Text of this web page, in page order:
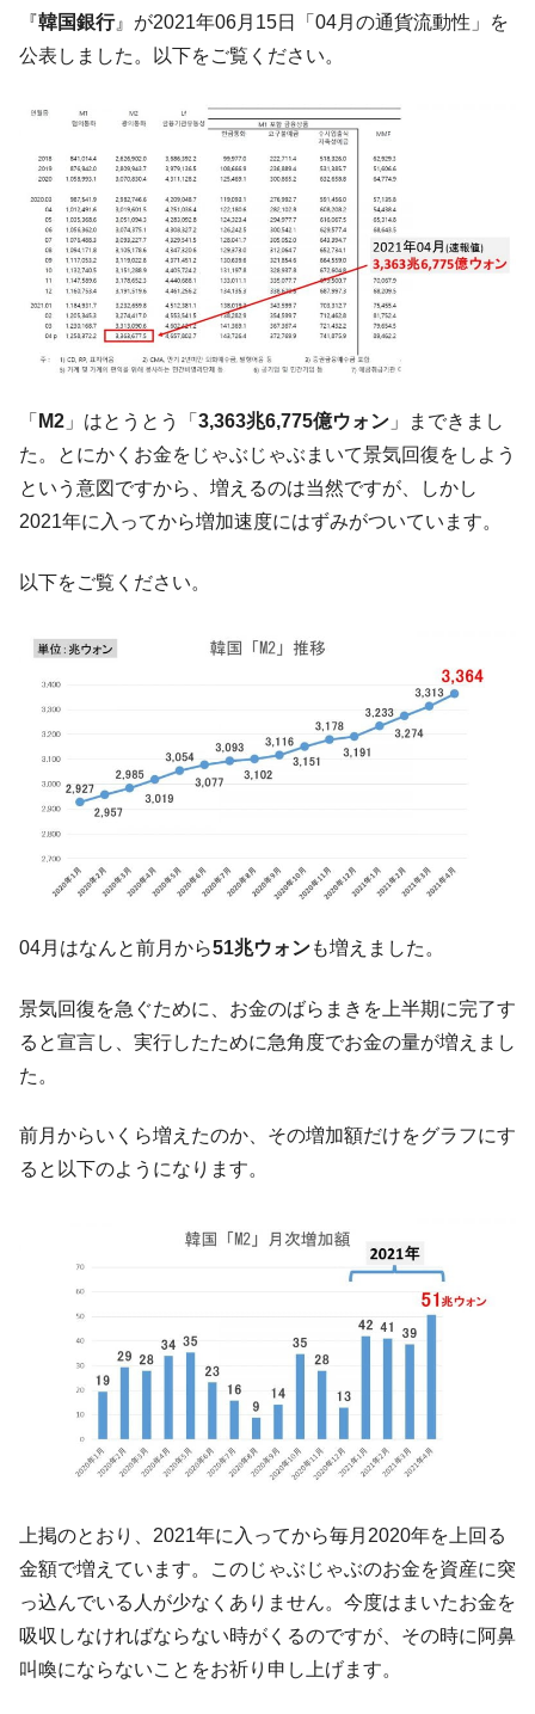
た。『起亜』は9台だけ
『Money1』
韓国「信用赦免を何回やっても、何回やっ
韓国K9専用砲弾･装薬自動供給装甲車両･珍
兵器「K10」が改良に乗り出す。
『Money1』
韓国「2026年07月の輸出入」絶好調。半導
体だけで410億ドル、輸出全体の41％もある
『Money1』
韓国･李在明「青年層の雇用状況が悪い。せ
や、若者に起業させよう」⇒ どんな雇用対策だソレ。
『Money1』
【韓国の外貨準備】2026年07月は4,279億ド
ル。外平債の発行「19.4億ドル」
ーにウソのデータを入力したのは明白だ」
『Money1』
韓国･李在明さっそく不動産対策で浅薄な発
言。
『Money1』
韓国は「中国と同じく」投資に不適格な国
韓国･外為取引量「1日当たり1,214.4億ド
ル」まで拡大 ⇒ 海外資金の動きに強く左右される状態
『Money1』
韓国･帰ってきた李在明。李在明を支持しな
い「50.5％」に上昇
『Money1』
韓国大統領府ボンクラ政策室長が告発され
た ⇒ 国家が行った恐るべき株価操作であり、空前の国政壟
断
『Money1』
韓国･警察職員が「丸刈りになって抗議活
『Money1』
中国だけが鉄鋼輸出を異常増加させる ⇒ 中
『Money1』
韓国製造業「半導体絶好調」のウラで他業
種は全般的「不調」⇒ PSIが示す現況は決して良くない。
『Money1』
『Money1』
【対日本円】ウォン安が急進！ 日米の協調
に韓国がいっちょがみしたのでは。
韓国政府『BYD』車への補助金を全廃 ⇒ 実
は韓国で『BYD』車は売れている。6カ月で対前年同期比
『Money1』
在韓米国大使スティールが着韓！⇒ さっそ
く空港に詰めかけ「出て行け！」「極右勢力」のプラカー
ドを掲げる「在韓反米勢力」
ータセンター整備」⇒ だから無理だってば。
『Money1』
JPモルガン「韓国レバレッジETFの清算は
ほぼ終わった」
『Money1』
韓国『国民年金公団』株価暴落で200兆蒸
発。
『韓国銀行』が2021年06月15日「04月の通貨流動性」を
公表しました。以下をご覧ください。
「 M2 」はとうとう「 3,363兆6,775億ウォン 」まできまし
た。とにかくお金をじゃぶじゃぶまいて景気回復をしよう
という意図ですから、増えるのは当然ですが、しかし
2021年に入ってから増加速度にはずみがついています。
以下をご覧ください。
04月はなんと前月から51兆ウォンも増えました。
景気回復を急ぐために、お金のばらまきを上半期に完了す
ると宣言し、実行したために急角度でお金の量が増えまし
た。
前月からいくら増えたのか、その増加額だけをグラフにす
ると以下のようになります。
上掲のとおり、2021年に入ってから毎月2020年を上回る
金額で増えています。このじゃぶじゃぶのお金を資産に突
っ込んでいる人が少なくありません。今度はまいたお金を
吸収しなければならない時がくるのですが、その時に阿鼻
叫喚にならないことをお祈り申し上げます。